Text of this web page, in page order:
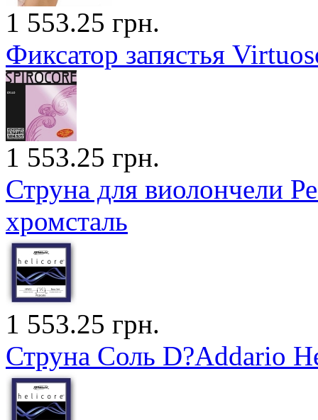
1 553.25 грн.
Фиксатор запястья
1 553.25 грн.
Струна для виолончели
хромсталь
1 553.25 грн.
Струна Соль D?Addario